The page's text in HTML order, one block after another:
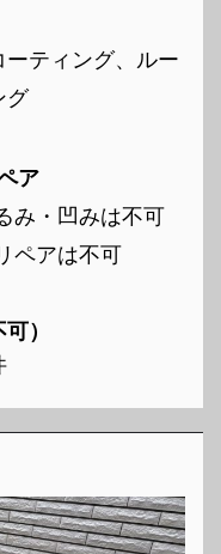
ティング、ルー
グ
ア
み・凹みは不可
ペアは不可
）